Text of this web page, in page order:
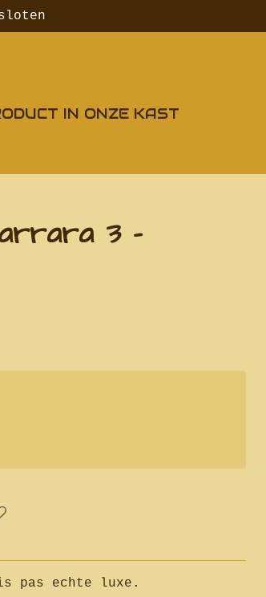
IN ONZE KAST
3 -
pas echte luxe.